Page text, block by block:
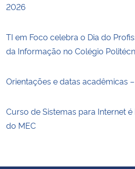
2026
TI em Foco celebra o Dia do
da Informação no Colégio
Orientações e datas acadêmicas
Curso de Sistemas para Internet
do MEC